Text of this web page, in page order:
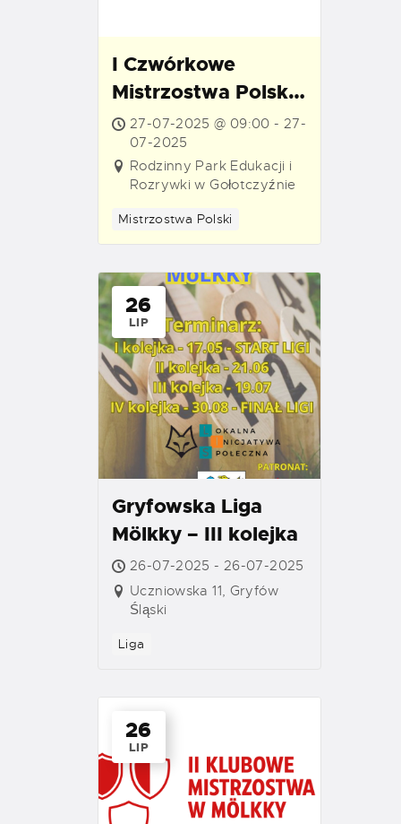
I Czwórkowe
Mistrzostwa Polski
w Mölkky –
Gołotczyzna
27-07-2025 @ 09:00 - 27-
07-2025
Rodzinny Park Edukacji i
Rozrywki w Gołotczyźnie
Mistrzostwa Polski
26
LIP
Gryfowska Liga
Mölkky – III kolejka
26-07-2025 - 26-07-2025
Uczniowska 11, Gryfów
Śląski
Liga
26
LIP